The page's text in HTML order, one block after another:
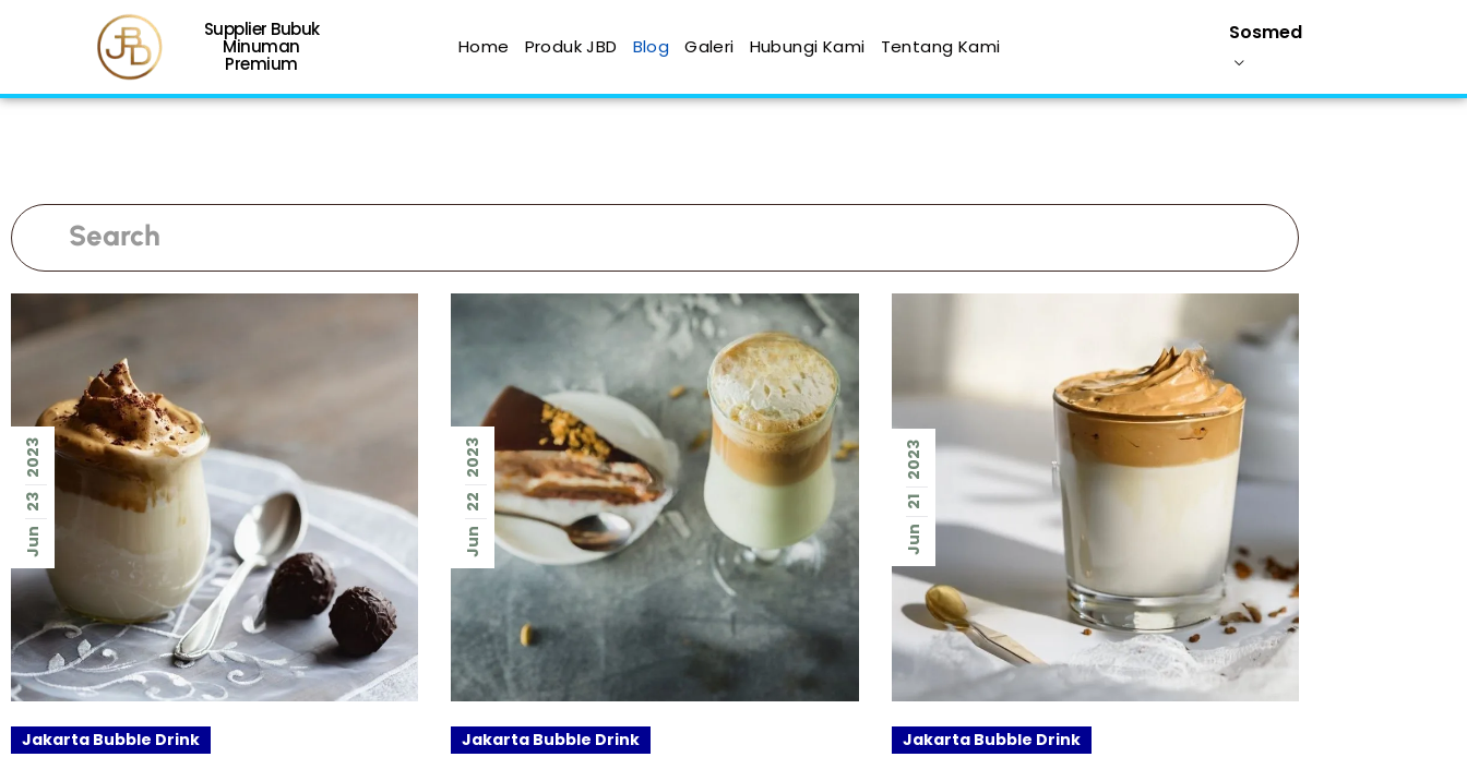
Supplier Bubuk
Minuman
Premium
Home Produk JBD Blog Galeri Hubungi Kami Tentang Kami
Sosmed
Jun
23
2023
Jakarta Bubble Drink
Jun
22
2023
Jakarta Bubble Drink
Jun
21
2023
Jakarta Bubble Drink